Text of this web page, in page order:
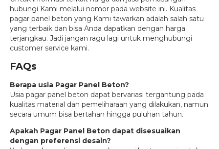
hubungi Kami melalui nomor pada website ini. Kualitas
pagar panel beton yang Kami tawarkan adalah salah satu
yang terbaik dan bisa Anda dapatkan dengan harga
terjangkau. Jadi jangan ragu lagi untuk menghubungi
customer service kami.
FAQs
Berapa usia Pagar Panel Beton?
Usia pagar panel beton dapat bervariasi tergantung pada
kualitas material dan pemeliharaan yang dilakukan, namun
secara umum bisa bertahan hingga puluhan tahun.
Apakah Pagar Panel Beton dapat disesuaikan
dengan preferensi desain?